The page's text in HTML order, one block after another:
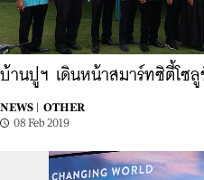
บ้านปูฯ เดินหน้าสมาร์ทซิตี้โซลู
NEWS |
OTHER
08 Feb 2019